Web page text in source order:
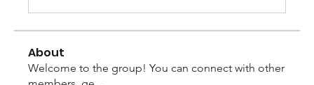
About
Welcome to the group! You can connect with other